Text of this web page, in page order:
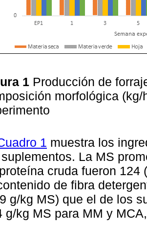
1 Producción de
morfológica
1 muestra los
La MS
cruda fueron 124
de fibra
g/kg MS) que el de los
g/kg MS para MM y